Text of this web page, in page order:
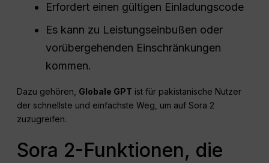
Erfordert einen gültigen Einladungscode
Es kann zu Leistungseinbußen oder
vorübergehenden Einschränkungen
kommen.
Dazu gehören, Globale GPT ist für pakistanische Nutzer
der schnellste und einfachste Weg, um auf Sora 2
zuzugreifen.
Sora 2-Funktionen, die